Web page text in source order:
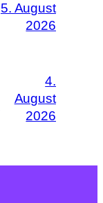
5. August
2026
4.
August
2026